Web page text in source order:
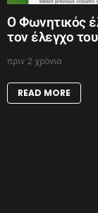
Ο Φωνητικός
τον έλεγχο
πριν 2 χρόνια
READ MORE